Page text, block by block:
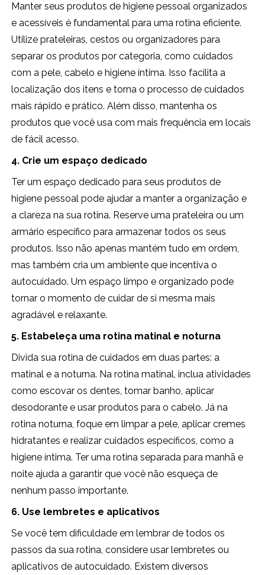
Manter seus produtos de higiene pessoal organizados
e acessíveis é fundamental para uma rotina eficiente.
Utilize prateleiras, cestos ou organizadores para
separar os produtos por categoria, como cuidados
com a pele, cabelo e higiene íntima. Isso facilita a
localização dos itens e torna o processo de cuidados
mais rápido e prático. Além disso, mantenha os
produtos que você usa com mais frequência em locais
de fácil acesso.
4. Crie um espaço dedicado
Ter um espaço dedicado para seus produtos de
higiene pessoal pode ajudar a manter a organização e
a clareza na sua rotina. Reserve uma prateleira ou um
armário específico para armazenar todos os seus
produtos. Isso não apenas mantém tudo em ordem,
mas também cria um ambiente que incentiva o
autocuidado. Um espaço limpo e organizado pode
tornar o momento de cuidar de si mesma mais
agradável e relaxante.
5. Estabeleça uma rotina matinal e noturna
Divida sua rotina de cuidados em duas partes: a
matinal e a noturna. Na rotina matinal, inclua atividades
como escovar os dentes, tomar banho, aplicar
desodorante e usar produtos para o cabelo. Já na
rotina noturna, foque em limpar a pele, aplicar cremes
hidratantes e realizar cuidados específicos, como a
higiene íntima. Ter uma rotina separada para manhã e
noite ajuda a garantir que você não esqueça de
nenhum passo importante.
6. Use lembretes e aplicativos
Se você tem dificuldade em lembrar de todos os
passos da sua rotina, considere usar lembretes ou
aplicativos de autocuidado. Existem diversos